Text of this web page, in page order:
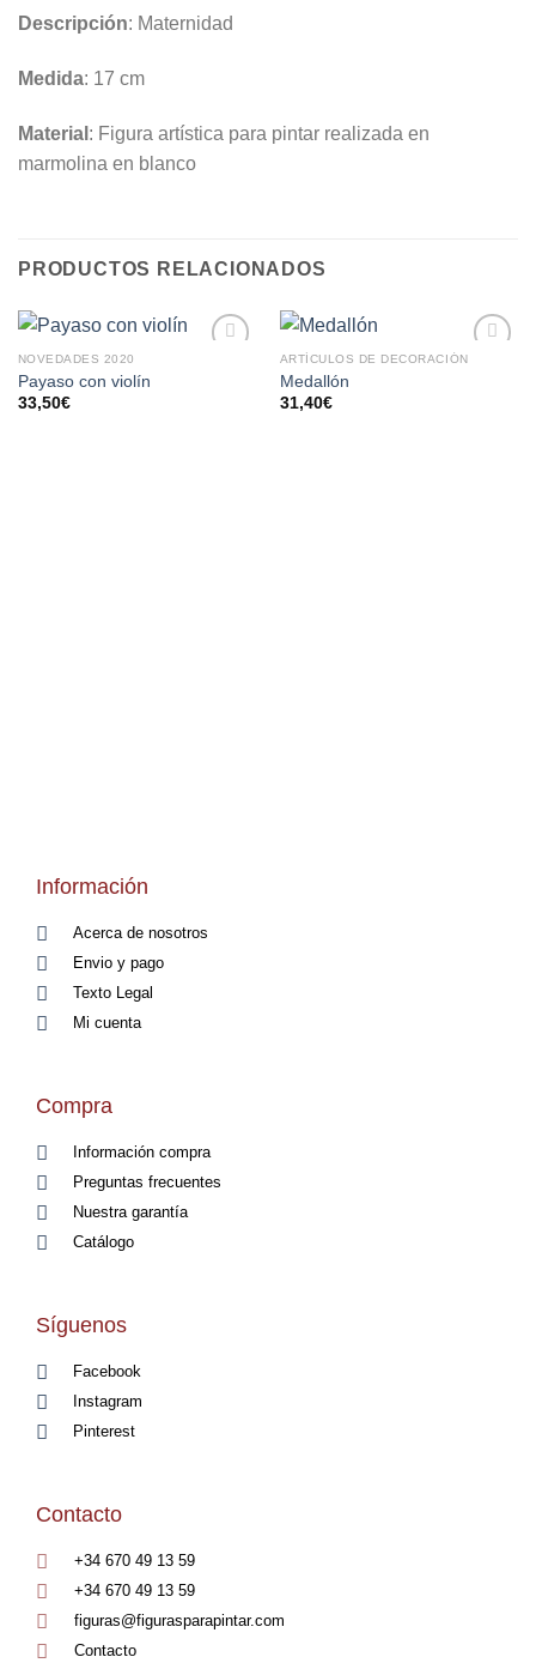
Descripción: Maternidad
Medida: 17 cm
Material : Figura artística para pintar realizada en
marmolina en blanco
PRODUCTOS RELACIONADOS
NOVEDADES 2020
Payaso con violín
33,50€
ARTÍCULOS DE DECORACIÓN
Medallón
31,40€
Información
Acerca de nosotros
Envio y pago
Texto Legal
Mi cuenta
Compra
Información compra
Preguntas frecuentes
Nuestra garantía
Catálogo
Síguenos
Facebook
Instagram
Pinterest
Contacto
+34 670 49 13 59
+34 670 49 13 59
figuras@figurasparapintar.com
Contacto